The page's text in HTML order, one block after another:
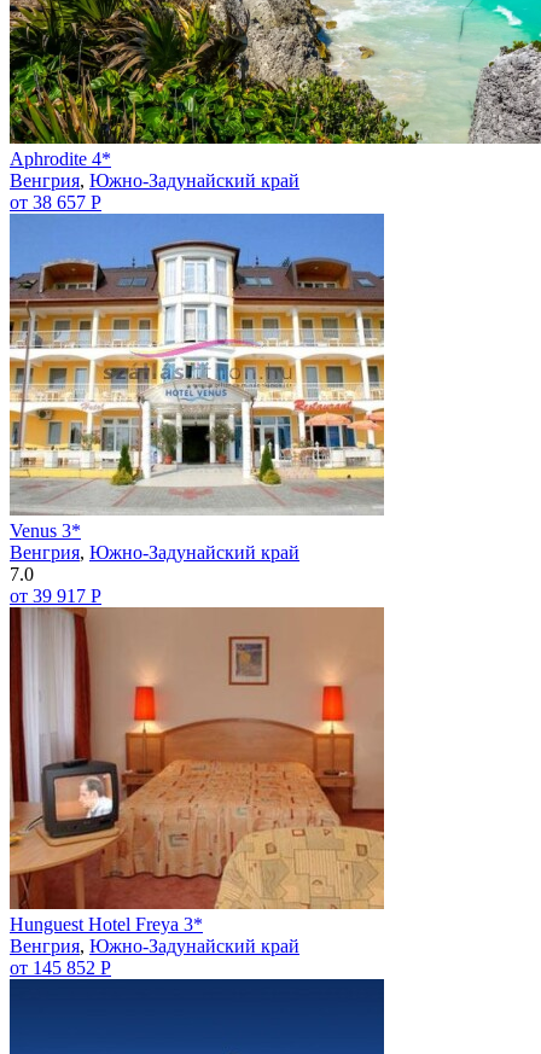
Aphrodite 4*
Венгрия, Южно-Задунайский край
от 38 657 Р
Venus 3*
Венгрия, Южно-Задунайский край
7.0
от 39 917 Р
Hunguest Hotel Freya 3*
Венгрия, Южно-Задунайский край
от 145 852 Р